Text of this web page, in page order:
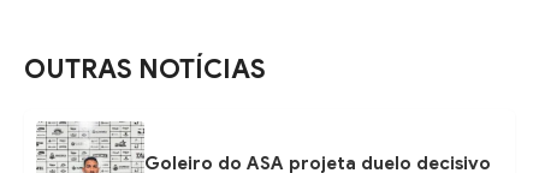
OUTRAS NOTÍCIAS
Goleiro do ASA projeta duelo decisivo